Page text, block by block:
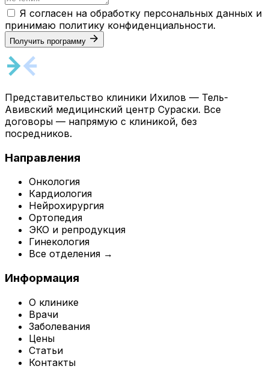
Я согласен на обработку персональных данных и
принимаю политику конфиденциальности.
Получить программу
Представительство клиники Ихилов — Тель-
Авивский медицинский центр Сураски. Все
договоры — напрямую с клиникой, без
посредников.
Направления
Онкология
Кардиология
Нейрохирургия
Ортопедия
ЭКО и репродукция
Гинекология
Все отделения →
Информация
О клинике
Врачи
Заболевания
Цены
Статьи
Контакты